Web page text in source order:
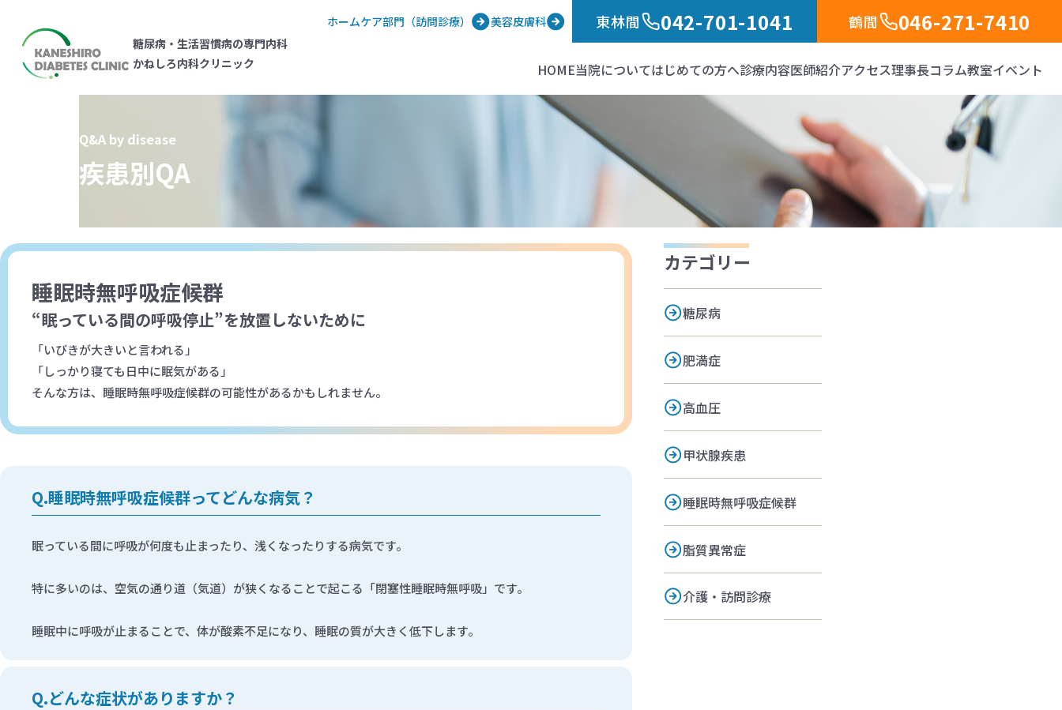
糖尿病・生活習慣病の専門内科
かねしろ内科クリニック
ホームケア部門（訪問診療） 美容皮膚科 東林間 042-701-1041 鶴間 046-271-7410
HOME当院についてはじめての方へ診療内容医師紹介アクセス理事長コラム教室イベント
Q&A by disease
疾患別QA
睡眠時無呼吸症候群
“眠っている間の呼吸停止”を放置しないために
「いびきが大きいと言われる」
「しっかり寝ても日中に眠気がある」
そんな方は、睡眠時無呼吸症候群の可能性があるかもしれません。
睡眠時無呼吸症候群ってどんな病気？
眠っている間に呼吸が何度も止まったり、浅くなったりする病気です。
特に多いのは、空気の通り道（気道）が狭くなることで起こる「閉塞性睡眠時無呼吸」です。
睡眠中に呼吸が止まることで、体が酸素不足になり、睡眠の質が大きく低下します。
どんな症状がありますか？
カテゴリー
糖尿病
肥満症
高血圧
甲状腺疾患
睡眠時無呼吸症候群
脂質異常症
介護・訪問診療